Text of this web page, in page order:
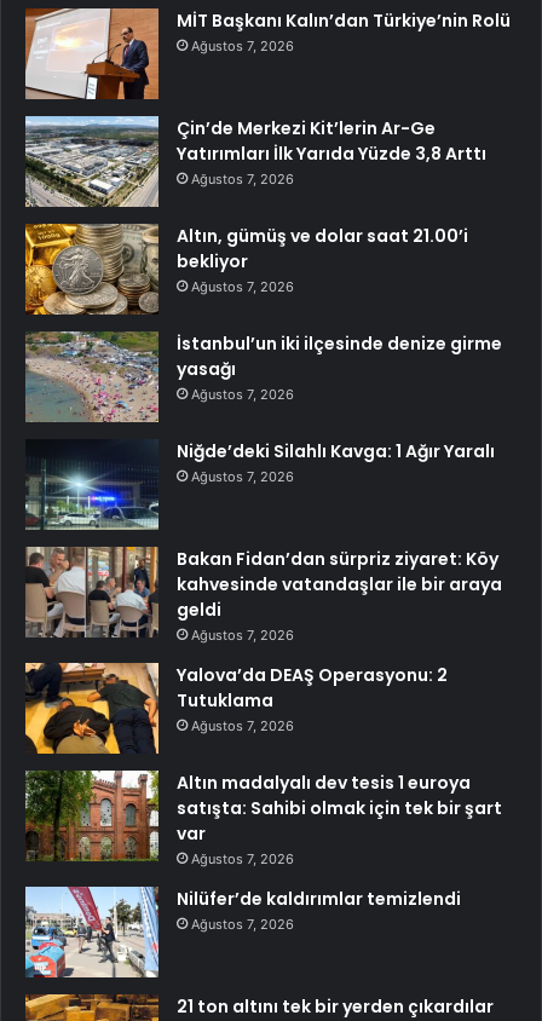
MİT Başkanı Kalın’dan Türkiye’nin Rolü
Ağustos 7, 2026
Çin’de Merkezi Kit’lerin Ar-Ge
Yatırımları İlk Yarıda Yüzde 3,8 Arttı
Ağustos 7, 2026
Altın, gümüş ve dolar saat 21.00’i
bekliyor
Ağustos 7, 2026
İstanbul’un iki ilçesinde denize girme
yasağı
Ağustos 7, 2026
Niğde’deki Silahlı Kavga: 1 Ağır Yaralı
Ağustos 7, 2026
Bakan Fidan’dan sürpriz ziyaret: Köy
kahvesinde vatandaşlar ile bir araya
geldi
Ağustos 7, 2026
Yalova’da DEAŞ Operasyonu: 2
Tutuklama
Ağustos 7, 2026
Altın madalyalı dev tesis 1 euroya
satışta: Sahibi olmak için tek bir şart
var
Ağustos 7, 2026
Nilüfer’de kaldırımlar temizlendi
Ağustos 7, 2026
21 ton altını tek bir yerden çıkardılar